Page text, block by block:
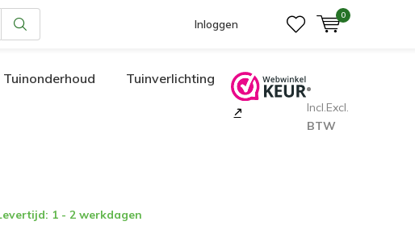
Inloggen
0
Tuinonderhoud Tuinverlichting
Incl.Excl.
BTW
1 - 2 werkdagen